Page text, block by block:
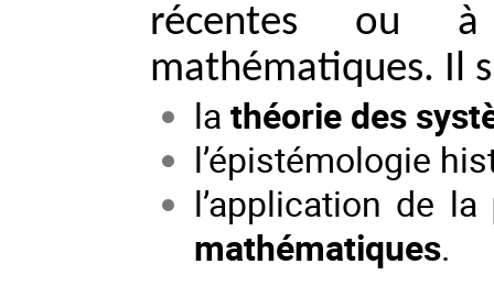
récentes ou
mathématiques. Il
la théorie des
l’épistémologie
l’application de la
mathématiques.